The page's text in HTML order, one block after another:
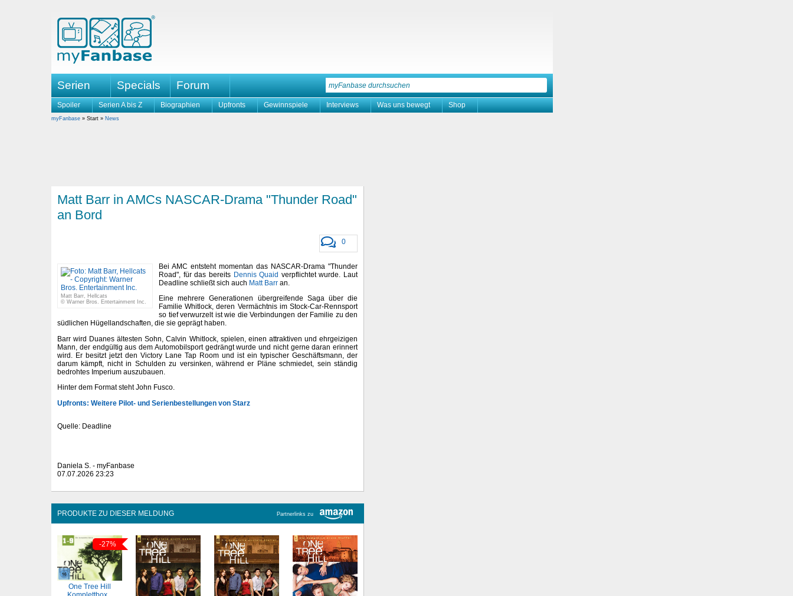
Serien Specials Forum
Spoiler Serien A bis Z Biographien Upfronts Gewinnspiele Interviews Was uns bewegt Shop
myFanbase » Start » News
Matt Barr in AMCs NASCAR-Drama "Thunder Road"
an Bord
0
Matt Barr, Hellcats
© Warner Bros. Entertainment Inc.
Bei AMC entsteht momentan das NASCAR-Drama "Thunder
Road", für das bereits Dennis Quaid verpflichtet wurde. Laut
Deadline schließt sich auch Matt Barr an.
Eine mehrere Generationen übergreifende Saga über die
Familie Whitlock, deren Vermächtnis im Stock-Car-Rennsport
so tief verwurzelt ist wie die Verbindungen der Familie zu den
südlichen Hügellandschaften, die sie geprägt haben.
Barr wird Duanes ältesten Sohn, Calvin Whitlock, spielen, einen attraktiven und ehrgeizigen
Mann, der endgültig aus dem Automobilsport gedrängt wurde und nicht gerne daran erinnert
wird. Er besitzt jetzt den Victory Lane Tap Room und ist ein typischer Geschäftsmann, der
darum kämpft, nicht in Schulden zu versinken, während er Pläne schmiedet, sein ständig
bedrohtes Imperium auszubauen.
Hinter dem Format steht John Fusco.
Upfronts: Weitere Pilot- und Serienbestellungen von Starz
Quelle: Deadline
Daniela S. - myFanbase
07.07.2026 23:23
Partnerlinks zu
PRODUKTE ZU DIESER MELDUNG
-27%
One Tree Hill